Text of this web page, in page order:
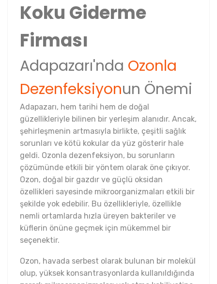
Koku Giderme
Firması
Adapazarı'nda Ozonla
Dezenfeksiyonun Önemi
Adapazarı, hem tarihi hem de doğal
güzellikleriyle bilinen bir yerleşim alanıdır. Ancak,
şehirleşmenin artmasıyla birlikte, çeşitli sağlık
sorunları ve kötü kokular da yüz gösterir hale
geldi. Ozonla dezenfeksiyon, bu sorunların
çözümünde etkili bir yöntem olarak öne çıkıyor.
Ozon, doğal bir gazdır ve güçlü oksidan
özellikleri sayesinde mikroorganizmaları etkili bir
şekilde yok edebilir. Bu özellikleriyle, özellikle
nemli ortamlarda hızla üreyen bakteriler ve
küflerin önüne geçmek için mükemmel bir
seçenektir.
Ozon, havada serbest olarak bulunan bir molekül
olup, yüksek konsantrasyonlarda kullanıldığında